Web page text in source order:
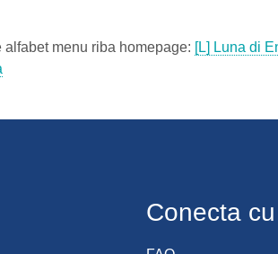
menu riba homepage: [L] Luna di
Conecta